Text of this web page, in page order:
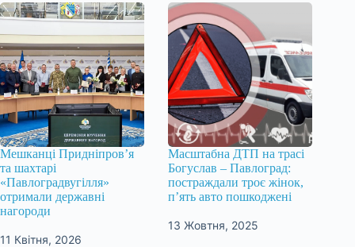
Мешканці Придніпров’я
та шахтарі
«Павлоградвугілля»
отримали державні
нагороди
11 Квітня, 2026
Масштабна ДТП на трасі
Богуслав – Павлоград:
постраждали троє жінок,
п’ять авто пошкоджені
13 Жовтня, 2025